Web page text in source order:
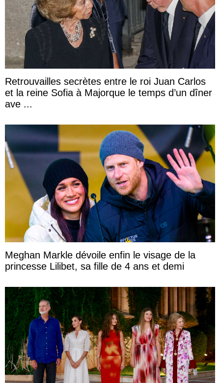
Retrouvailles secrètes entre le roi Juan Carlos
et la reine Sofia à Majorque le temps d’un dîner
ave ...
Meghan Markle dévoile enfin le visage de la
princesse Lilibet, sa fille de 4 ans et demi